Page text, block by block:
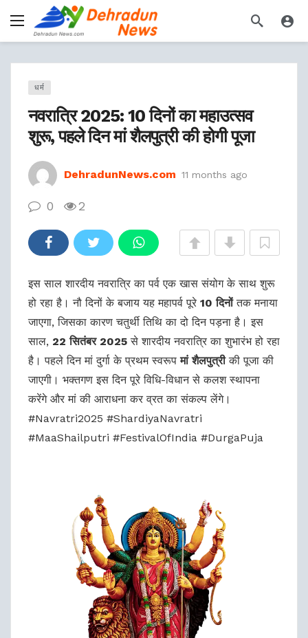
धर्म
नवरात्रि 2025: 10 दिनों का महाउत्सव
शुरू, पहले दिन मां शैलपुत्री की होगी पूजा
DehradunNews.com 11 months ago
0 2
इस साल शारदीय नवरात्रि का पर्व एक खास संयोग के साथ शुरू
हो रहा है। नौ दिनों के बजाय यह महापर्व पूरे 10 दिनोंतक मनाया
जाएगा, जिसका कारण चतुर्थी तिथि का दो दिन पड़ना है। इस
साल, 22 सितंबर 2025 से शारदीय नवरात्रि का शुभारंभ हो रहा
है। पहले दिन मां दुर्गा के प्रथम स्वरूपमां शैलपुत्रीकी पूजा की
जाएगी। भक्तगण इस दिन पूरे विधि-विधान से कलश स्थापना
करेंगे और मां की आराधना कर व्रत का संकल्प लेंगे।
#Navratri2025 #ShardiyaNavratri
#MaaShailputri #FestivalOfIndia #DurgaPuja